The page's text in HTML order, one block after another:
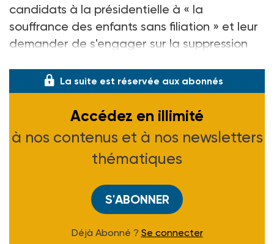
candidats à la présidentielle à « la
souffrance des enfants sans filiation » et leur
demander de s'engager sur la suppression
La suite est réservée aux abonnés
Accédez en illimité
à nos contenus et à nos newsletters
thématiques
S'ABONNER
Déjà Abonné ? Se connecter